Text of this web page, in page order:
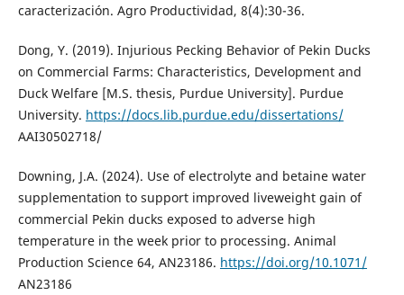
caracterización. Agro Productividad, 8(4):30-36.
Dong, Y. (2019). Injurious Pecking Behavior of Pekin Ducks
on Commercial Farms: Characteristics, Development and
Duck Welfare [M.S. thesis, Purdue University]. Purdue
University. https://docs.lib.purdue.edu/dissertations/
AAI30502718/
Downing, J.A. (2024). Use of electrolyte and betaine water
supplementation to support improved liveweight gain of
commercial Pekin ducks exposed to adverse high
temperature in the week prior to processing. Animal
Production Science 64, AN23186. https://doi.org/10.1071/
AN23186